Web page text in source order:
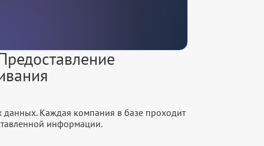
данных. Каждая компания в базе проходит
информации.